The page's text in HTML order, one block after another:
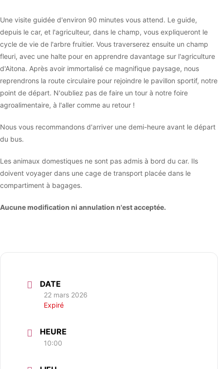
Une visite guidée d'environ 90 minutes vous attend. Le guide,
depuis le car, et l'agriculteur, dans le champ, vous expliqueront le
cycle de vie de l'arbre fruitier. Vous traverserez ensuite un champ
fleuri, avec une halte pour en apprendre davantage sur l'agriculture
d'Aitona. Après avoir immortalisé ce magnifique paysage, nous
reprendrons la route circulaire pour rejoindre le pavillon sportif, notre
point de départ. N'oubliez pas de faire un tour à notre foire
agroalimentaire, à l'aller comme au retour !
Nous vous recommandons d'arriver une demi-heure avant le départ
du bus.
Les animaux domestiques ne sont pas admis à bord du car. Ils
doivent voyager dans une cage de transport placée dans le
compartiment à bagages.
Aucune modification ni annulation n'est acceptée.
DATE
22 mars 2026
Expiré
HEURE
10:00